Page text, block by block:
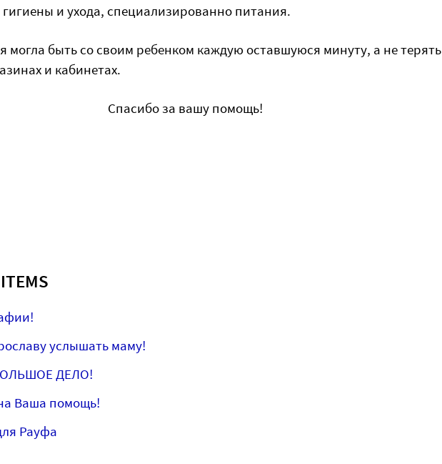
и ухода, специализированно питания.
могла быть со своим ребенком каждую оставшуюся минуту, а не терять
и кабинетах.
Спасибо за вашу помощь!
услышать маму!
ДЕЛО!
Ваша помощь!
Рауфа